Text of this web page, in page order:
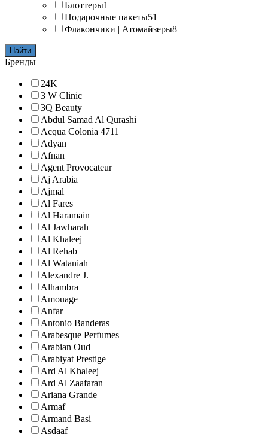
Блоттеры1
Подарочные пакеты51
Флакончики | Атомайзеры8
Найти
Бренды
24K
3 W Clinic
3Q Beauty
Abdul Samad Al Qurashi
Acqua Colonia 4711
Adyan
Afnan
Agent Provocateur
Aj Arabia
Ajmal
Al Fares
Al Haramain
Al Jawharah
Al Khaleej
Al Rehab
Al Wataniah
Alexandre J.
Alhambra
Amouage
Anfar
Antonio Banderas
Arabesque Perfumes
Arabian Oud
Arabiyat Prestige
Ard Al Khaleej
Ard Al Zaafaran
Ariana Grande
Armaf
Armand Basi
Asdaaf